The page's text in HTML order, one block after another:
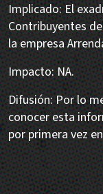
Implicado: El
Contribuyentes
la empresa
Impacto: NA.
Difusión: Por lo
conocer esta
por primera vez